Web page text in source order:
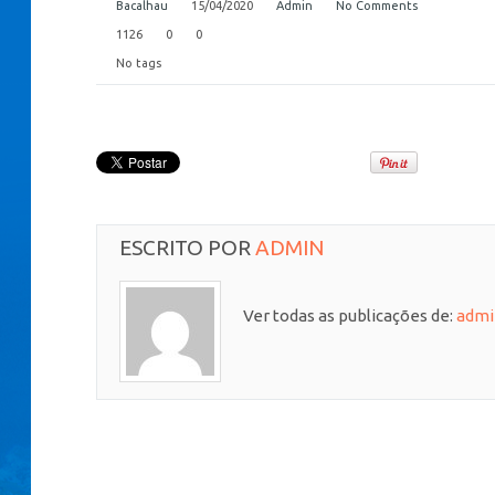
Bacalhau 15/04/2020 Admin No Comments
1126 0 0
No tags
ESCRITO POR ADMIN
Ver todas as publicações de: